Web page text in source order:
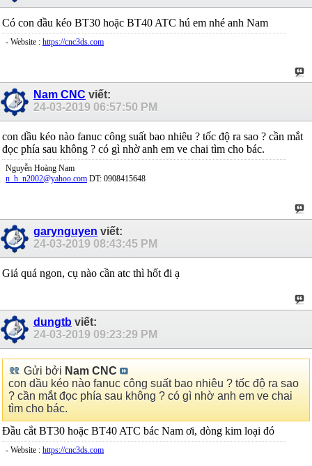
Có con đầu kéo BT30 hoặc BT40 ATC hú em nhé anh Nam
- Website : https://cnc3ds.com
Nam CNC viết:
24-03-2019 06:57:50 PM
con dầu kéo nào fanuc công suất bao nhiêu ? tốc độ ra sao ? cần mắt
đọc phía sau không ? có gì nhờ anh em ve chai tìm cho bác.
Nguyễn Hoàng Nam
n_h_n2002@yahoo.com DT: 0908415648
garynguyen viết:
24-03-2019 08:43:45 PM
Giá quá ngon, cụ nào cần atc thì hốt đi ạ
dungtb viết:
24-03-2019 09:23:29 PM
Gửi bởi Nam CNC
con dầu kéo nào fanuc công suất bao nhiêu ? tốc độ ra sao
? cần mắt đọc phía sau không ? có gì nhờ anh em ve chai
tìm cho bác.
Đầu cắt BT30 hoặc BT40 ATC bác Nam ơi, dòng kim loại đó
- Website : https://cnc3ds.com